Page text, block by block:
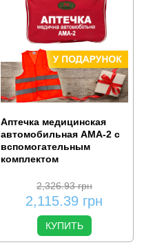
Аптечка медицинская
автомобильная АМА-2 с
вспомогательным
комплектом
2,326.93грн
2,115.39 грн
КУПИТЬ